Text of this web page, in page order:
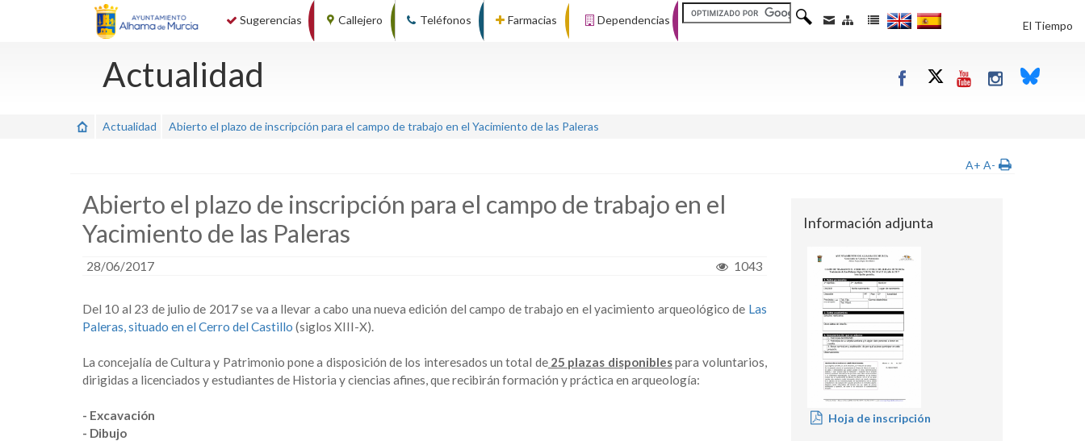
Sugerencias Callejero Teléfonos Farmacias Dependencias El Tiempo
Actualidad
Actualidad Abierto el plazo de inscripción para el campo de trabajo en el Yacimiento de las Paleras
A+ A-
Abierto el plazo de inscripción para el campo de trabajo en el
Yacimiento de las Paleras
28/06/2017 1043
Del 10 al 23 de julio de 2017 se va a llevar a cabo una nueva edición del campo de trabajo en el yacimiento arqueológico de Las
Paleras, situado en el Cerro del Castillo (siglos XIII-X).
La concejalía de Cultura y Patrimonio pone a disposición de los interesados un total de25 plazas disponiblespara voluntarios,
dirigidas a licenciados y estudiantes de Historia y ciencias afines, que recibirán formación y práctica en arqueología:
- Excavación
- Dibujo
Información adjunta
Hoja de inscripción